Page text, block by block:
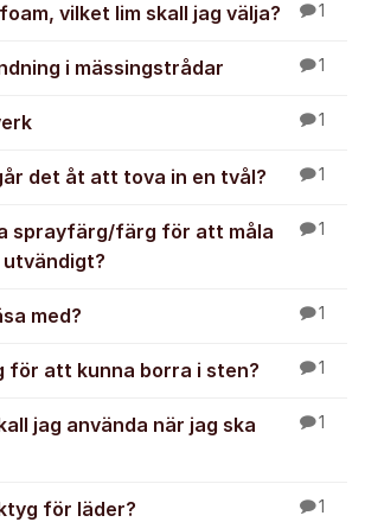
vilket lim skall jag välja? 1
i mässingstrådar 1
1
det åt att tova in en tvål? 1
sprayfärg/färg för att måla
utvändigt?
1
med? 1
för att kunna borra i sten? 1
jag använda när jag ska
1
för läder? 1